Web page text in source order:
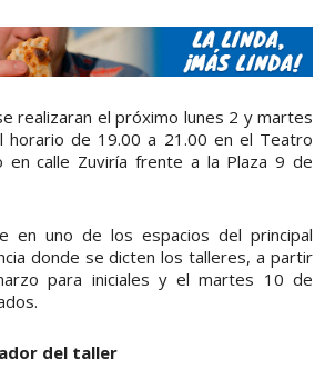
realizaran el próximo lunes 2 y martes
horario de 19.00 a 21.00 en el Teatro
en calle Zuviría frente a la Plaza 9 de
en uno de los espacios del principal
donde se dicten los talleres, a partir
para iniciales y el martes 10 de
del taller